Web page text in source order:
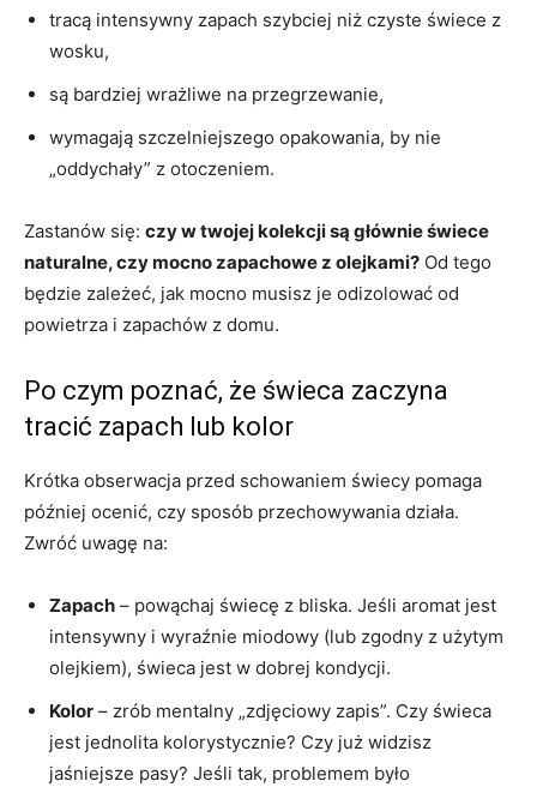
tracą intensywny zapach szybciej niż czyste świece z
wosku,
są bardziej wrażliwe na przegrzewanie,
wymagają szczelniejszego opakowania, by nie
„oddychały” z otoczeniem.
Zastanów się: czy w twojej kolekcji są głównie świece
naturalne, czy mocno zapachowe z olejkami? Od tego
będzie zależeć, jak mocno musisz je odizolować od
powietrza i zapachów z domu.
Po czym poznać, że świeca zaczyna
tracić zapach lub kolor
Krótka obserwacja przed schowaniem świecy pomaga
później ocenić, czy sposób przechowywania działa.
Zwróć uwagę na:
Zapach – powąchaj świecę z bliska. Jeśli aromat jest
intensywny i wyraźnie miodowy (lub zgodny z użytym
olejkiem), świeca jest w dobrej kondycji.
Kolor – zrób mentalny „zdjęciowy zapis”. Czy świeca
jest jednolita kolorystycznie? Czy już widzisz
jaśniejsze pasy? Jeśli tak, problemem było